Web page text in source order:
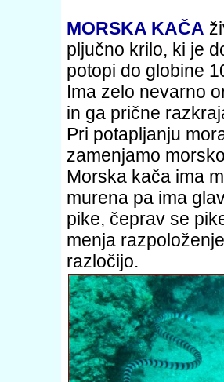
MORSKA KAČA
pljučno krilo, ki je
potopi do globine
Ima zelo nevarno
in ga prične
Pri potapljanju
zamenjamo
Morska kača ima
murena pa ima
pike, čeprav se
menja
razločijo.